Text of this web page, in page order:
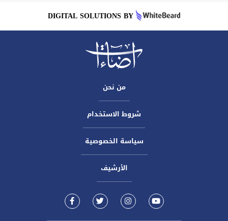
DIGITAL SOLUTIONS BY
من نحن
شروط الاستخدام
سياسة الخصوصية
الأرشيف